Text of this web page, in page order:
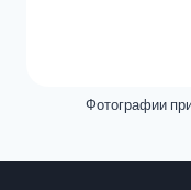
Фотографии